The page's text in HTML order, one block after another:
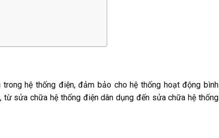
hệ thống điện, đảm bảo cho hệ thống hoạt động bình
sửa chữa hệ thống điện dân dụng đến sửa chữa hệ thống